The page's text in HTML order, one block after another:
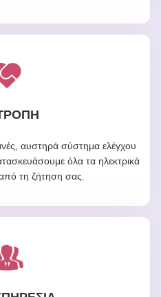
αυστηρά σύστημα ελέγχου
όλα τα ηλεκτρικά
τη ζήτηση σας.